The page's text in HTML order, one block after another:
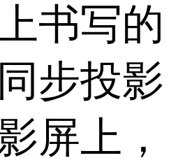
书写的
步投影
屏上，